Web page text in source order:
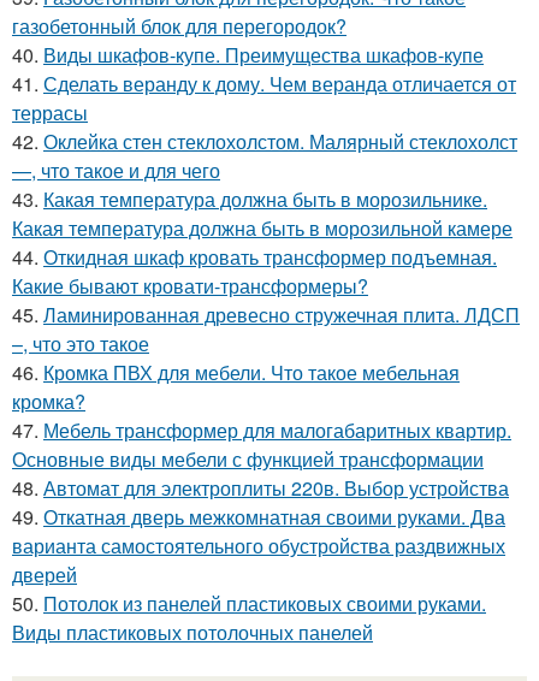
газобетонный блок для перегородок?
40. Виды шкафов-купе. Преимущества шкафов-купе
41. Сделать веранду к дому. Чем веранда отличается от
террасы
42. Оклейка стен стеклохолстом. Малярный стеклохолст
—, что такое и для чего
43. Какая температура должна быть в морозильнике.
Какая температура должна быть в морозильной камере
44. Откидная шкаф кровать трансформер подъемная.
Какие бывают кровати-трансформеры?
45. Ламинированная древесно стружечная плита. ЛДСП
–, что это такое
46. Кромка ПВХ для мебели. Что такое мебельная
кромка?
47. Мебель трансформер для малогабаритных квартир.
Основные виды мебели с функцией трансформации
48. Автомат для электроплиты 220в. Выбор устройства
49. Откатная дверь межкомнатная своими руками. Два
варианта самостоятельного обустройства раздвижных
дверей
50. Потолок из панелей пластиковых своими руками.
Виды пластиковых потолочных панелей